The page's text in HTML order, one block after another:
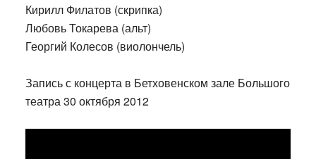
Кирилл Филатов (скрипка)
Любовь Токарева (альт)
Георгий Колесов (виолончель)
Запись с концерта в Бетховенском зале Большого
театра 30 октября 2012